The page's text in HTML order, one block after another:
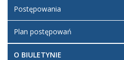
W tym dziale publikujemy
przyjmowania i załatwiania
Postępowania
Plan postępowań
O BIULETYNIE